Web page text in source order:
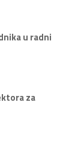
u radni
za